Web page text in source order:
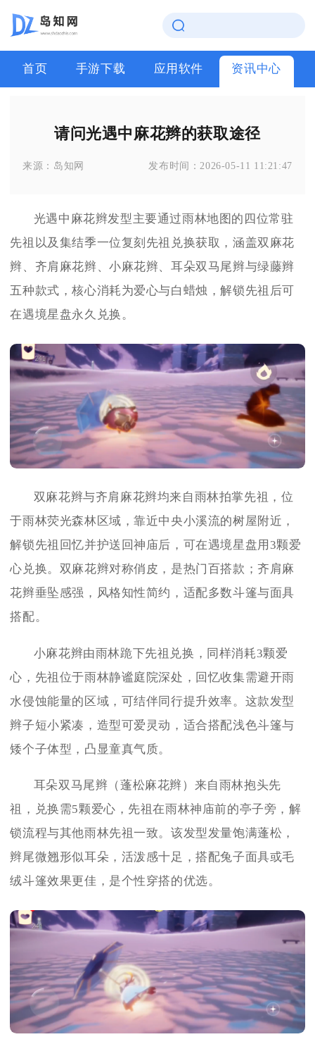
首页 手游下载 应用软件 资讯中心
请问光遇中麻花辫的获取途径
来源： 岛知网 发布时间： 2026-05-11 11:21:47
光遇中麻花辫发型主要通过雨林地图的四位常驻
先祖以及集结季一位复刻先祖兑换获取，涵盖双麻花
辫、齐肩麻花辫、小麻花辫、耳朵双马尾辫与绿藤辫
五种款式，核心消耗为爱心与白蜡烛，解锁先祖后可
在遇境星盘永久兑换。
双麻花辫与齐肩麻花辫均来自雨林拍掌先祖，位
于雨林荧光森林区域，靠近中央小溪流的树屋附近，
解锁先祖回忆并护送回神庙后，可在遇境星盘用3颗爱
心兑换。双麻花辫对称俏皮，是热门百搭款；齐肩麻
花辫垂坠感强，风格知性简约，适配多数斗篷与面具
搭配。
小麻花辫由雨林跪下先祖兑换，同样消耗3颗爱
心，先祖位于雨林静谧庭院深处，回忆收集需避开雨
水侵蚀能量的区域，可结伴同行提升效率。这款发型
辫子短小紧凑，造型可爱灵动，适合搭配浅色斗篷与
矮个子体型，凸显童真气质。
耳朵双马尾辫（蓬松麻花辫）来自雨林抱头先
祖，兑换需5颗爱心，先祖在雨林神庙前的亭子旁，解
锁流程与其他雨林先祖一致。该发型发量饱满蓬松，
辫尾微翘形似耳朵，活泼感十足，搭配兔子面具或毛
绒斗篷效果更佳，是个性穿搭的优选。